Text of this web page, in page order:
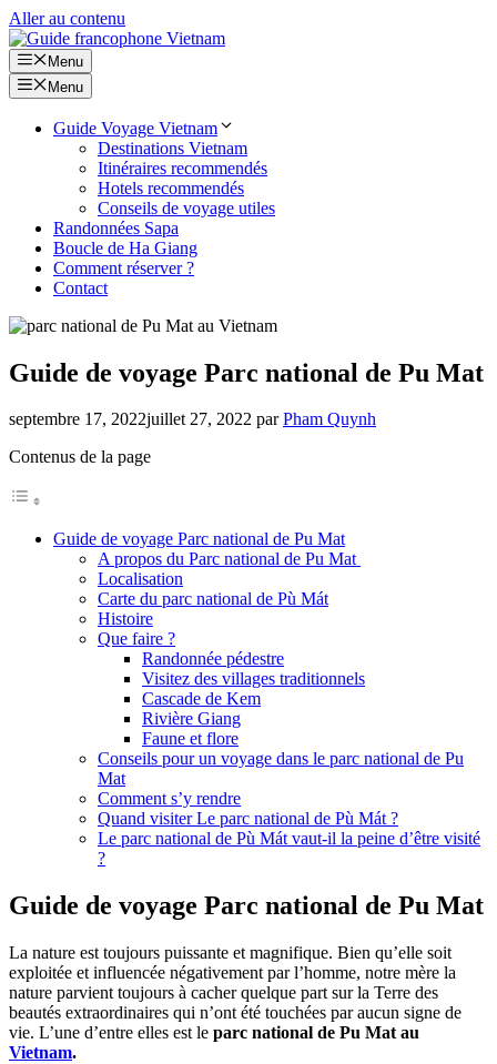
Aller au contenu
Menu
Menu
Guide Voyage Vietnam
Destinations Vietnam
Itinéraires recommendés
Hotels recommendés
Conseils de voyage utiles
Randonnées Sapa
Boucle de Ha Giang
Comment réserver ?
Contact
Guide de voyage Parc national de Pu Mat
septembre 17, 2022juillet 27, 2022 parPham Quynh
Contenus de la page
Guide de voyage Parc national de Pu Mat
A propos du Parc national de Pu Mat
Localisation
Carte du parc national de Pù Mát
Histoire
Que faire ?
Randonnée pédestre
Visitez des villages traditionnels
Cascade de Kem
Rivière Giang
Faune et flore
Conseils pour un voyage dans le parc national de Pu
Mat
Comment s’y rendre
Quand visiter Le parc national de Pù Mát ?
Le parc national de Pù Mát vaut-il la peine d’être visité
?
Guide de voyage Parc national de Pu Mat
La nature est toujours puissante et magnifique. Bien qu’elle soit
exploitée et influencée négativement par l’homme, notre mère la
nature parvient toujours à cacher quelque part sur la Terre des
beautés extraordinaires qui n’ont été touchées par aucun signe de
vie. L’une d’entre elles est le parc national de Pu Mat au
Vietnam.